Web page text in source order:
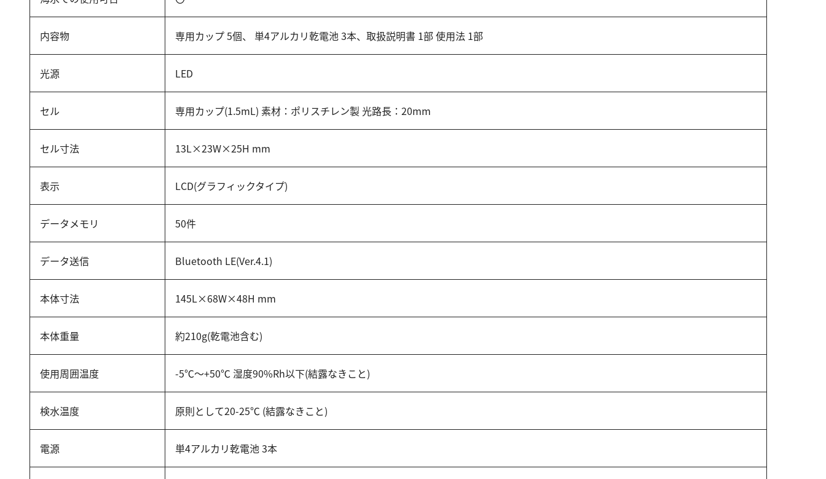
内容物 専用カップ 5個、 単4アルカリ乾電池 3本、取扱説明書 1部 使用法 1部
光源 LED
セル 専用カップ(1.5mL) 素材：ポリスチレン製 光路長：20mm
セル寸法 13L×23W×25H mm
表示 LCD(グラフィックタイプ)
データメモリ 50件
データ送信 Bluetooth LE(Ver.4.1)
本体寸法 145L×68W×48H mm
本体重量 約210g(乾電池含む)
使用周囲温度 -5℃～+50℃ 湿度90%Rh以下(結露なきこと)
検水温度 原則として20-25℃ (結露なきこと)
電源 単4アルカリ乾電池 3本